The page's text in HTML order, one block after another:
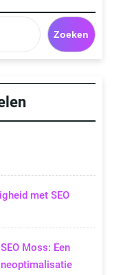
Zoeken
met SEO
Moss: Een